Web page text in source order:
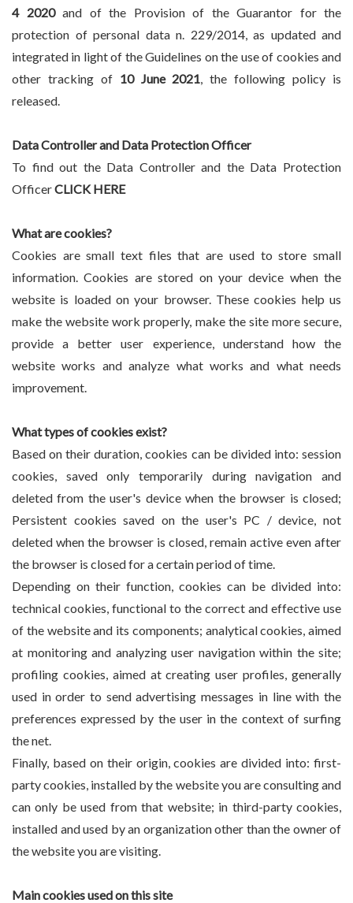
4 2020and of the Provision of the Guarantor for the
protection of personal data n. 229/2014, as updated and
integrated in light of the Guidelines on the use of cookies and
other tracking of 10 June 2021, the following policy is
released.
Data Controller and Data Protection Officer
To find out the Data Controller and the Data Protection
OfficerCLICK HERE
What are cookies?
Cookies are small text files that are used to store small
information. Cookies are stored on your device when the
website is loaded on your browser. These cookies help us
make the website work properly, make the site more secure,
provide a better user experience, understand how the
website works and analyze what works and what needs
improvement.
What types of cookies exist?
Based on their duration, cookies can be divided into: session
cookies, saved only temporarily during navigation and
deleted from the user's device when the browser is closed;
Persistent cookies saved on the user's PC / device, not
deleted when the browser is closed, remain active even after
the browser is closed for a certain period of time.
Depending on their function, cookies can be divided into:
technical cookies, functional to the correct and effective use
of the website and its components; analytical cookies, aimed
at monitoring and analyzing user navigation within the site;
profiling cookies, aimed at creating user profiles, generally
used in order to send advertising messages in line with the
preferences expressed by the user in the context of surfing
the net.
Finally, based on their origin, cookies are divided into: first-
party cookies, installed by the website you are consulting and
can only be used from that website; in third-party cookies,
installed and used by an organization other than the owner of
the website you are visiting.
Main cookies used on this site